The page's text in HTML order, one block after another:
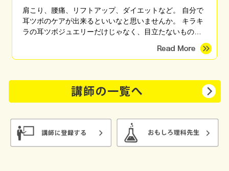
肩こり、腰痛、リフトアップ、ダイエットなど。 自分で
耳ツボのケアが出来るといいなと思いませんか。 キラキ
ラの耳ツボジュエリーだけじゃなく、目立たないものも
選べます。男の方、学生さんでも大丈夫。耳 ツボで体を